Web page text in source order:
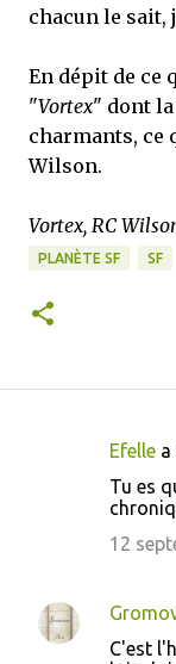
chacun le sait,
En dépit de ce
"Vortex" dont
charmants, ce
Wilson.
Vortex, RC
PLANÈTE SF SF
e
n
Efelle a
Tu es
12
C'est